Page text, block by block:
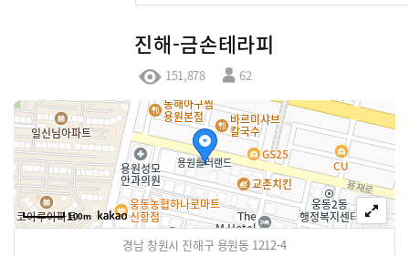
진해-금손테라피
151,878 62
100m
경남 창원시 진해구 용원동 1212-4